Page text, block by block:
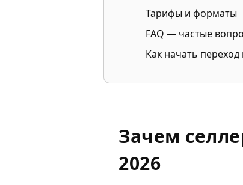
Тарифы и форматы
FAQ — частые
Как начать
Зачем
2026